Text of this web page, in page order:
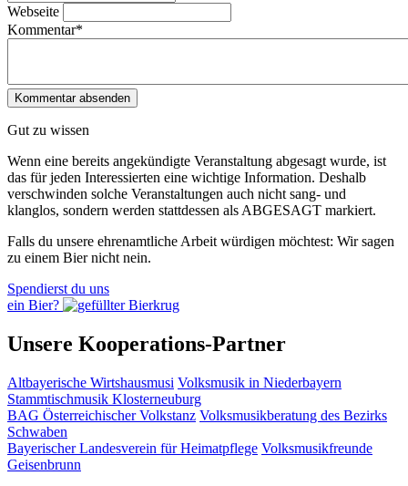
Webseite
Kommentar*
Gut zu wissen
Wenn eine bereits ange­kündigte Veranstaltung abgesagt wurde, ist
das für jeden Interessierten eine wichtige Information. Deshalb
verschwinden solche Veran­staltungen auch nicht sang- und
klanglos, sondern werden statt­dessen alsABGESAGT markiert.
Falls du unsere ehrenamtliche Arbeit würdigen möchtest: Wir sagen
zu einem Bier nicht nein.
Spendierst du uns
ein Bier?
Unsere Kooperations-Partner
Altbayerische Wirtshausmusi Volksmusik in Niederbayern
Stammtischmusik Klosterneuburg
BAG Österreichischer Volkstanz Volksmusikberatung des Bezirks
Schwaben
Bayerischer Landesverein für Heimatpflege Volksmusikfreunde
Geisenbrunn